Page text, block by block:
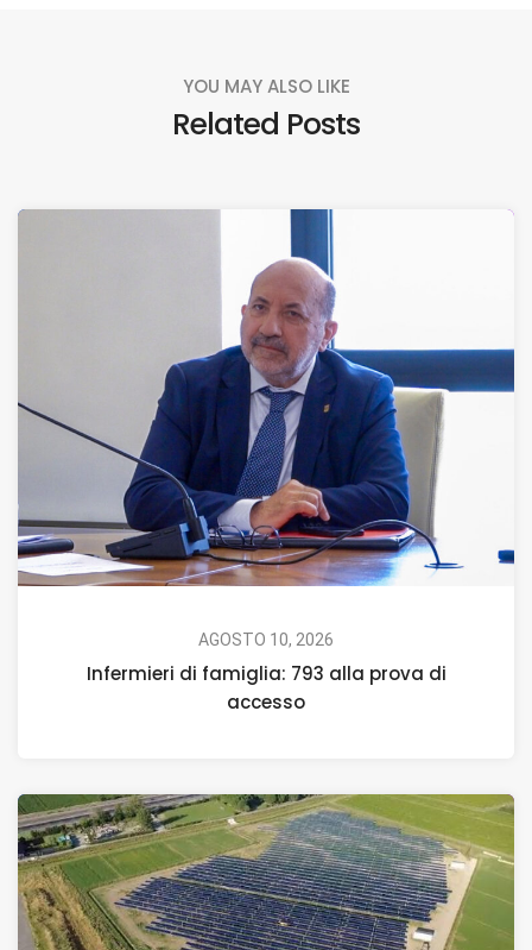
YOU MAY ALSO LIKE
Related Posts
AGOSTO 10, 2026
Infermieri di famiglia: 793 alla prova di
accesso